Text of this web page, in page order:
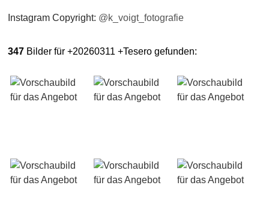
Instagram Copyright: @k_voigt_fotografie
347 Bilder für +20260311 +Tesero gefunden: